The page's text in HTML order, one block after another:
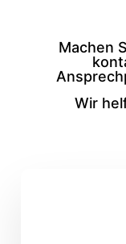
Machen
Wir